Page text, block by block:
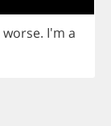
worse. I'm a